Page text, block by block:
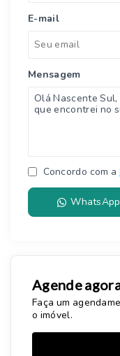
E-mail
Mensagem
Concordo com a
WhatsApp
Agende
Faça um
o imóvel.